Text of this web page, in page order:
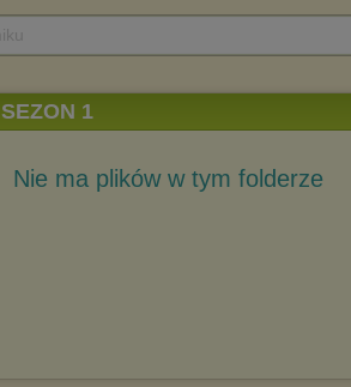
SEZON 1
Nie ma plików w tym folderze